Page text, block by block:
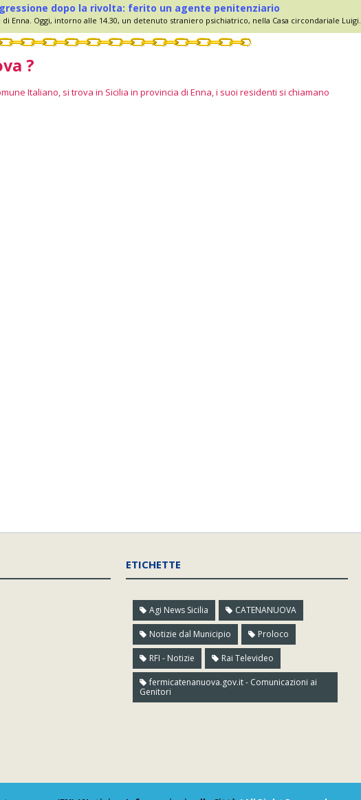
dopo la rivolta: ferito un agente penitenziario
Enna. Oggi, intorno alle 14.30, un detenuto straniero psichiatrico, nella Casa circondariale Luigi...
?
Italiano, si trova in Sicilia in provincia di Enna, i suoi residenti si chiamano
ETICHETTE
Agi News Sicilia CATENANUOVA
Notizie dal Municipio Proloco
RFI - Notizie Rai Televideo
fermicatenanuova.gov.it - Comunicazioni ai
Genitori